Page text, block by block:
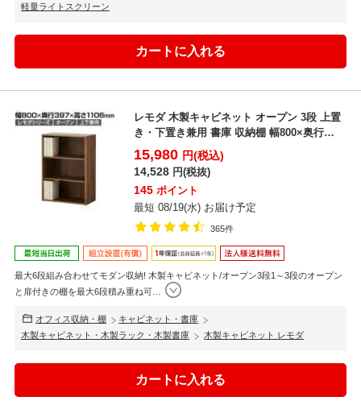
軽量ライトスクリーン
レモダ 木製キャビネット オープン 3段 上置
き・下置き兼用 書庫 収納棚 幅800×奥行
397×高...
15,980 円(税込)
14,528 円(税抜)
145 ポイント
最短 08/19(水) お届け予定
365件
最大6段組み合わせてモダン収納! 木製キャビネット/オープン3段1～3段のオープン
と扉付きの棚を最大6段積み重ね可…
オフィス収納・棚
キャビネット・書庫
木製キャビネット・木製ラック・木製書庫
木製キャビネット レモダ